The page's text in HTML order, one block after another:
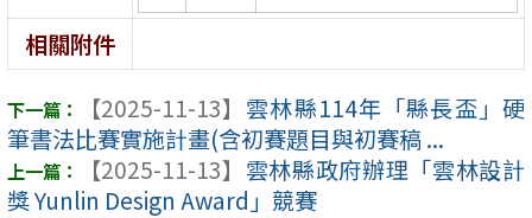
相關附件
【2025-11-13】 雲林縣114年「縣長盃」硬
筆書法比賽實施計畫(含初賽題目與初賽稿 ...
【2025-11-13】 雲林縣政府辦理「雲林設計
獎 Yunlin Design Award」競賽